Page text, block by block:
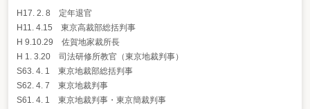
H17. 2. 8 定年退官
H11. 4.15 東京高裁部総括判事
H 9.10.29 佐賀地家裁所長
H 1. 3.20 司法研修所教官（東京地裁判事）
S63. 4. 1 東京地裁部総括判事
S62. 4. 7 東京地裁判事
S61. 4. 1 東京地裁判事・東京簡裁判事